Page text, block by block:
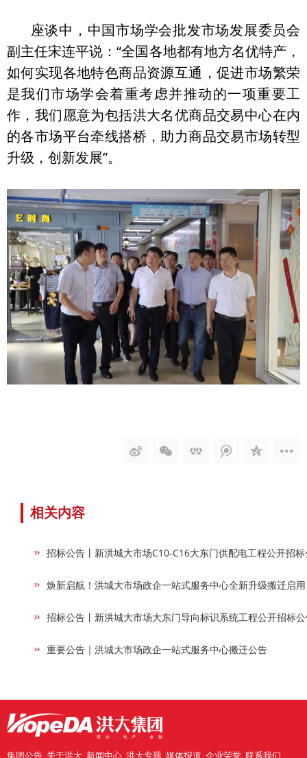
座谈中，中国市场学会批发市场发展委员会
副主任宋连平说：“全国各地都有地方名优特产，
如何实现各地特色商品资源互通，促进市场繁荣
是我们市场学会着重考虑并推动的一项重要工
作，我们愿意为包括洪大名优商品交易中心在内
的各市场平台牵线搭桥，助力商品交易市场转型
升级，创新发展”。
相关内容
招标公告丨新洪城大市场C10-C16大东门供配电工程公开招
焕新启航！洪城大市场政企一站式服务中心全新升级搬迁启用
招标公告丨新洪城大市场大东门导向标识系统工程公开招标
重要公告｜洪城大市场政企一站式服务中心搬迁公告
集团公告 关于洪大 新闻中心 洪大专题 媒体报道 企业荣誉 联系我们